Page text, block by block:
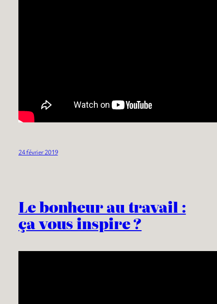
24 février 2019
Le bonheur au travail :
ça vous inspire ?